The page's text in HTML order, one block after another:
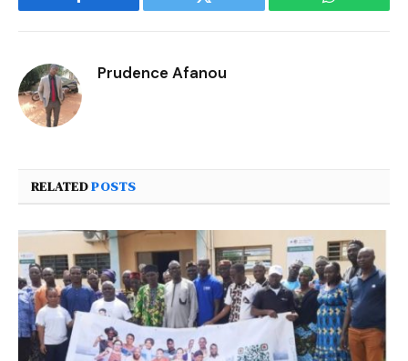
Facebook Twitter WhatsApp
Prudence Afanou
RELATEDPOSTS